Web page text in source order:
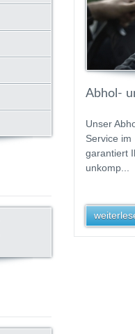
Abhol-
Unser
Service im
garantiert
unkomp...